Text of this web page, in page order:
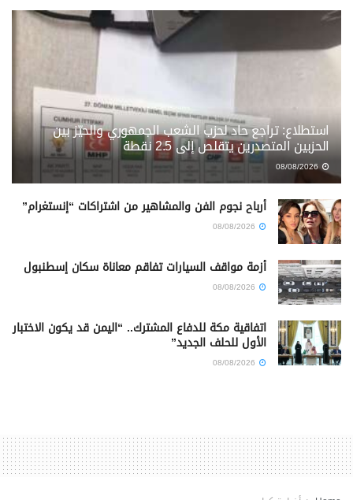
استطلاع: تراجع حاد لحزب الشعب الجمهوري والحيّز بين
الحزبين المتصدرين يتقلص إلى 2.5 نقطة
08/08/2026
أرباح نجوم الفن والمشاهير من اشتراكات “إنستغرام”
أزمة مواقف السيارات تفاقم معاناة سكان إسطنبول
اتفاقية مكة للدفاع المشترك.. “اليمن قد يكون الاختبار
الأول للحلف الجديد”